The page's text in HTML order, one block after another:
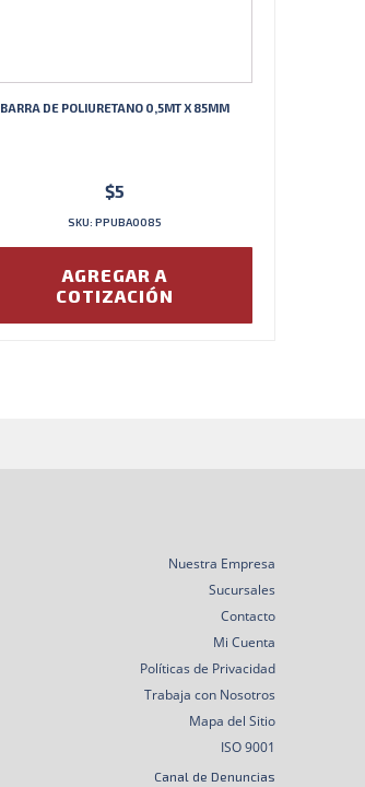
BARRA DE POLIURETANO 0,5MT X 85MM
$5
SKU: PPUBA0085
AGREGAR A
COTIZACIÓN
Nuestra Empresa
Sucursales
Contacto
Mi Cuenta
Políticas de Privacidad
Trabaja con Nosotros
Mapa del Sitio
ISO 9001
Canal de Denuncias